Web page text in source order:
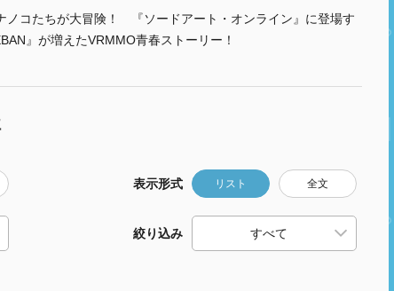
ノコたちが大冒険！ 『ソードアート・オンライン』に登場す
』が増えたVRMMO青春ストーリー！
表示形式 リスト 全文
絞り込み